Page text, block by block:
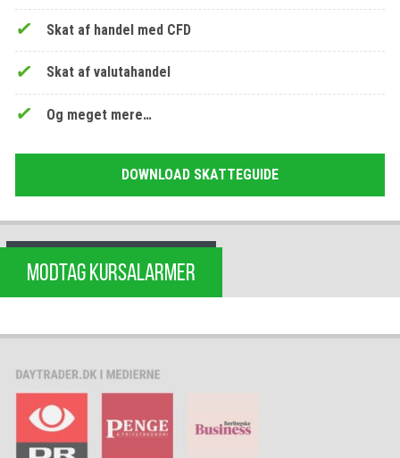
Skat af handel med CFD
Skat af valutahandel
Og meget mere…
DOWNLOAD SKATTEGUIDE
MODTAG KURSALARMER